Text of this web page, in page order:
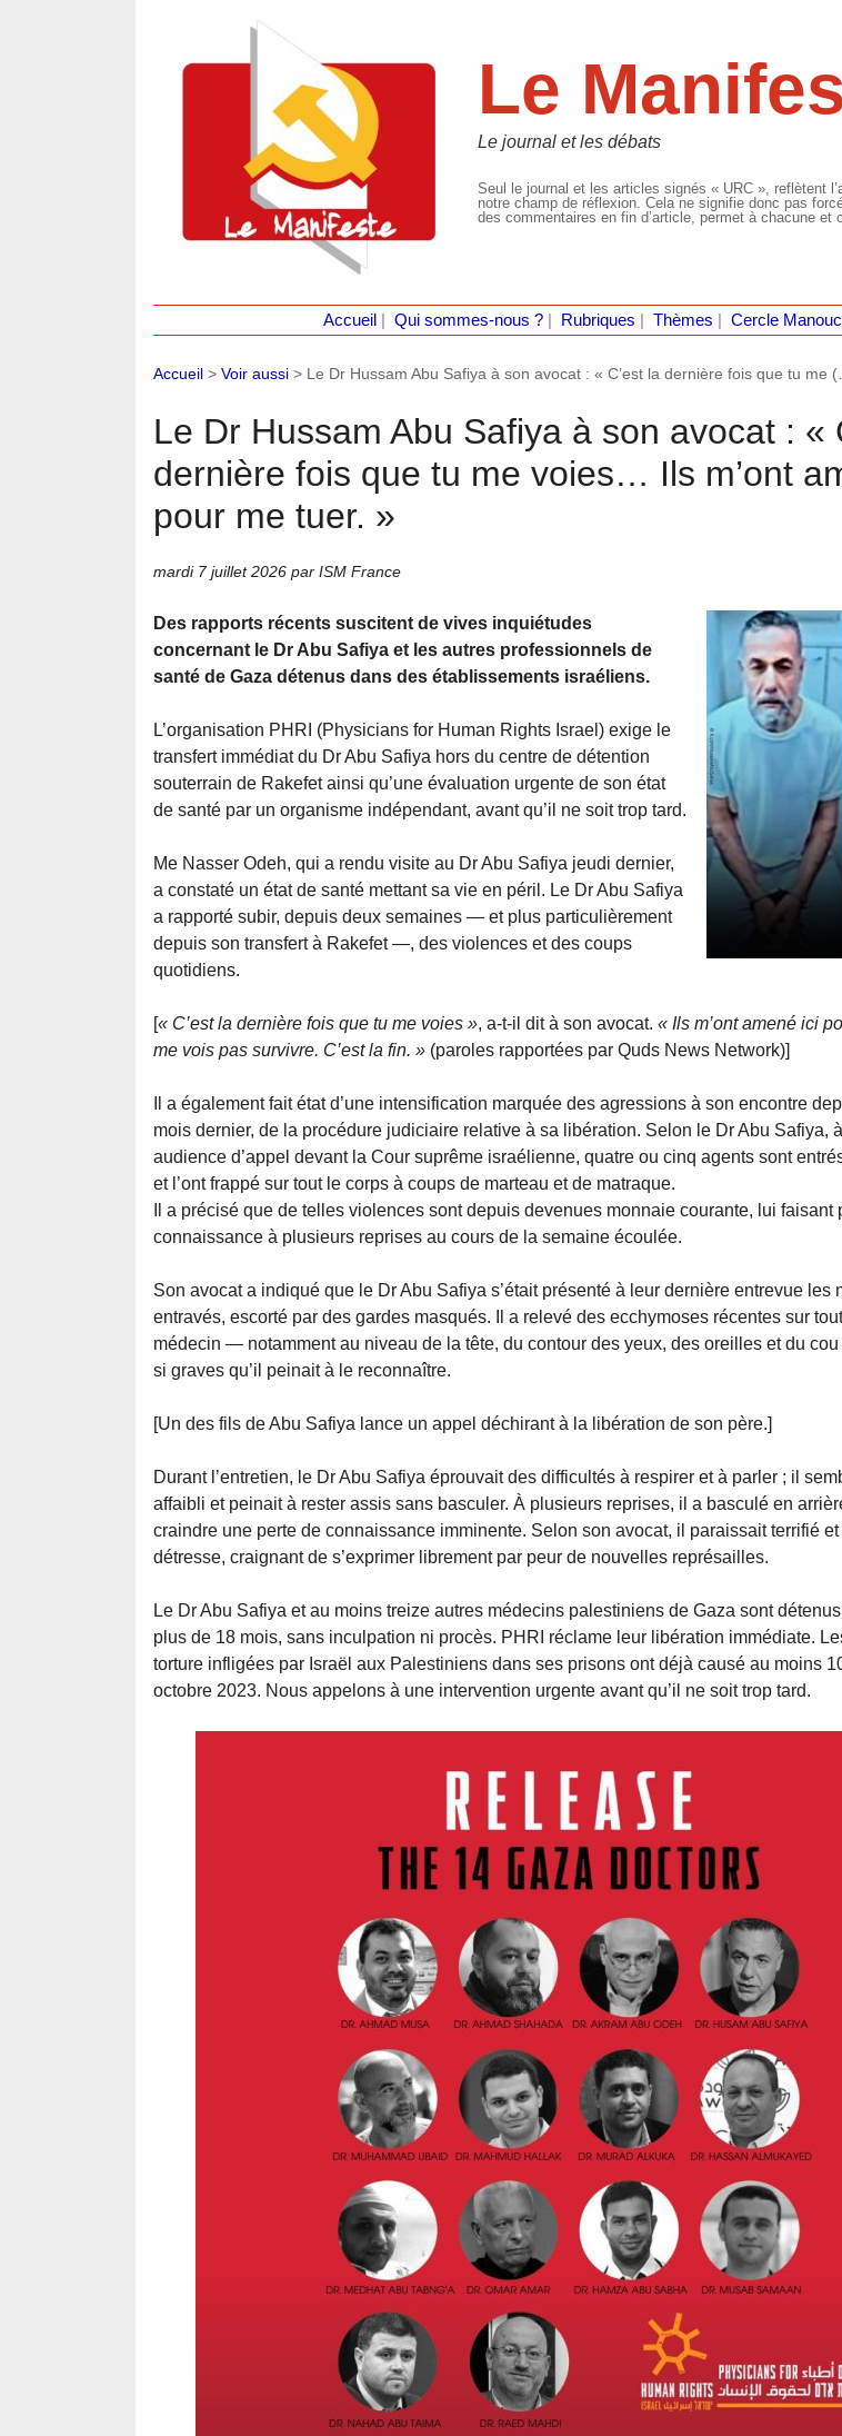
Le
Le journal et les débats
Seul le journal et les articles signés « URC », reflètent
notre champ de réflexion. Cela ne signifie donc pas
des commentaires en fin d’article, permet à chacune et
Accueil Qui sommes-nous ?| Rubriques Thèmes Cercle
Accueil > Voir aussi > Le Dr Hussam Abu Safiya à son avocat : « C’est la dernière fois que tu me
Le Dr Hussam Abu Safiya à son avocat : «
dernière fois que tu me voies… Ils m’ont
pour me tuer. »
mardi 7 juillet 2026 par ISM France
Des rapports récents suscitent de vives inquiétudes
concernant le Dr Abu Safiya et les autres professionnels de
santé de Gaza détenus dans des établissements israéliens.
L’organisation PHRI (Physicians for Human Rights Israel) exige le
transfert immédiat du Dr Abu Safiya hors du centre de détention
souterrain de Rakefet ainsi qu’une évaluation urgente de son état
de santé par un organisme indépendant, avant qu’il ne soit trop tard.
Me Nasser Odeh, qui a rendu visite au Dr Abu Safiya jeudi dernier,
a constaté un état de santé mettant sa vie en péril. Le Dr Abu Safiya
a rapporté subir, depuis deux semaines — et plus particulièrement
depuis son transfert à Rakefet —, des violences et des coups
quotidiens.
[« C’est la dernière fois que tu me voies », a-t-il dit à son avocat. « Ils m’ont amené ici
me vois pas survivre. C’est la fin. » (paroles rapportées par Quds News Network)]
Il a également fait état d’une intensification marquée des agressions à son encontre
mois dernier, de la procédure judiciaire relative à sa libération. Selon le Dr Abu Safiya,
audience d’appel devant la Cour suprême israélienne, quatre ou cinq agents sont
et l’ont frappé sur tout le corps à coups de marteau et de matraque.
Il a précisé que de telles violences sont depuis devenues monnaie courante, lui faisant
connaissance à plusieurs reprises au cours de la semaine écoulée.
Son avocat a indiqué que le Dr Abu Safiya s’était présenté à leur dernière entrevue les
entravés, escorté par des gardes masqués. Il a relevé des ecchymoses récentes sur
médecin — notamment au niveau de la tête, du contour des yeux, des oreilles et du
si graves qu’il peinait à le reconnaître.
[Un des fils de Abu Safiya lance un appel déchirant à la libération de son père.]
Durant l’entretien, le Dr Abu Safiya éprouvait des difficultés à respirer et à parler ; il
affaibli et peinait à rester assis sans basculer. À plusieurs reprises, il a basculé en
craindre une perte de connaissance imminente. Selon son avocat, il paraissait terrifié
détresse, craignant de s’exprimer librement par peur de nouvelles représailles.
Le Dr Abu Safiya et au moins treize autres médecins palestiniens de Gaza sont
plus de 18 mois, sans inculpation ni procès. PHRI réclame leur libération immédiate.
torture infligées par Israël aux Palestiniens dans ses prisons ont déjà causé au moins
octobre 2023. Nous appelons à une intervention urgente avant qu’il ne soit trop tard.